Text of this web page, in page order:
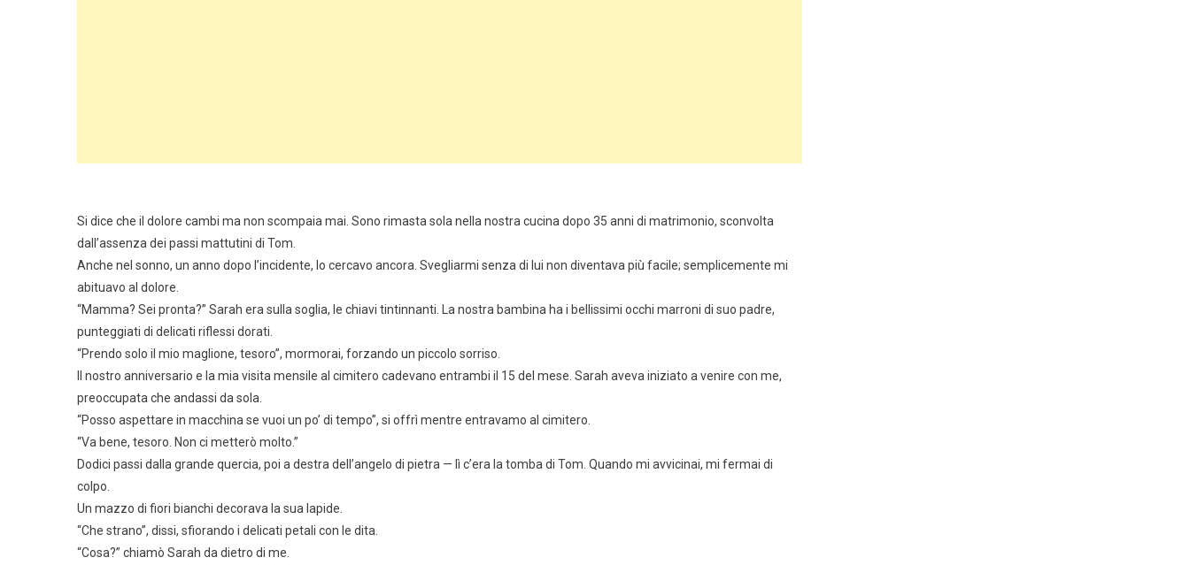
Si dice che il dolore cambi ma non scompaia mai. Sono rimasta sola nella nostra cucina dopo 35 anni di matrimonio, sconvolta
dall’assenza dei passi mattutini di Tom.
Anche nel sonno, un anno dopo l’incidente, lo cercavo ancora. Svegliarmi senza di lui non diventava più facile; semplicemente mi
abituavo al dolore.
“Mamma? Sei pronta?” Sarah era sulla soglia, le chiavi tintinnanti. La nostra bambina ha i bellissimi occhi marroni di suo padre,
punteggiati di delicati riflessi dorati.
“Prendo solo il mio maglione, tesoro”, mormorai, forzando un piccolo sorriso.
Il nostro anniversario e la mia visita mensile al cimitero cadevano entrambi il 15 del mese. Sarah aveva iniziato a venire con me,
preoccupata che andassi da sola.
“Posso aspettare in macchina se vuoi un po’ di tempo”, si offrì mentre entravamo al cimitero.
“Va bene, tesoro. Non ci metterò molto.”
Dodici passi dalla grande quercia, poi a destra dell’angelo di pietra — lì c’era la tomba di Tom. Quando mi avvicinai, mi fermai di
colpo.
Un mazzo di fiori bianchi decorava la sua lapide.
“Che strano”, dissi, sfiorando i delicati petali con le dita.
“Cosa?” chiamò Sarah da dietro di me.